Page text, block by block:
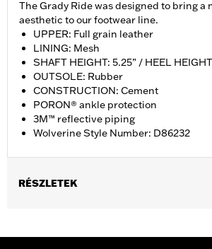
The Grady Ride was designed to bring a
aesthetic to our footwear line.
UPPER: Full grain leather
LINING: Mesh
SHAFT HEIGHT: 5.25” / HEEL
OUTSOLE: Rubber
CONSTRUCTION: Cement
PORON® ankle protection
3M™ reflective piping
Wolverine Style Number: D86232
RÉSZLETEK
WARRANTY:Wolverine Worldwide